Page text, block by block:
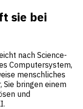
sie bei
nach Science-
Computersystem,
menschliches
Sie bringen einem
und